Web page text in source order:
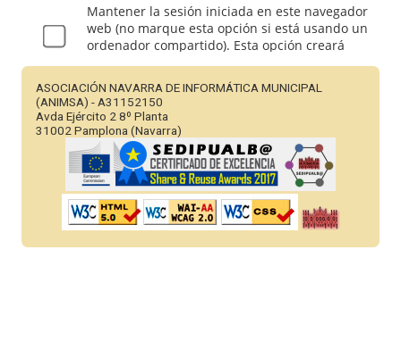
ASOCIACIÓN NAVARRA DE INFORMÁTICA MUNICIPAL
(ANIMSA) - A31152150
Avda Ejército 2 8º Planta
31002 Pamplona (Navarra)